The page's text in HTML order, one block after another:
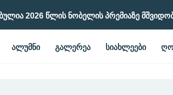
2026 Წლის Ნობელის Პრემიაზე
ᲐᲚᲣᲛᲜᲘ ᲒᲐᲚᲔᲠᲔᲐ ᲡᲘᲐᲮᲚᲔᲔᲑᲘ